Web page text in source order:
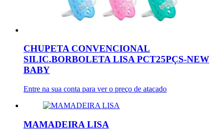
CHUPETA CONVENCIONAL
SILIC.BORBOLETA LISA PCT25PÇS-NEW
BABY
Entre na sua conta para ver o preço de atacado
MAMADEIRA LISA